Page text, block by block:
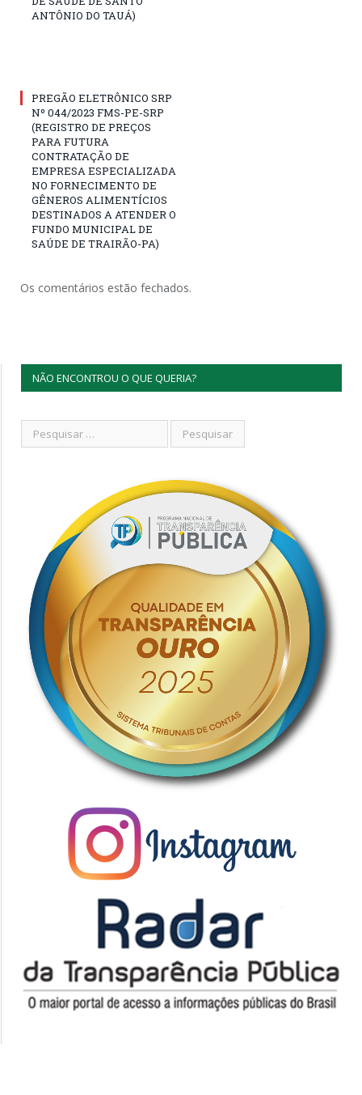
ANTÔNIO DO TAUÁ)
PREGÃO ELETRÔNICO SRP
Nº 044/2023 FMS-PE-SRP
(REGISTRO DE PREÇOS
PARA FUTURA
CONTRATAÇÃO DE
EMPRESA ESPECIALIZADA
NO FORNECIMENTO DE
GÊNEROS ALIMENTÍCIOS
DESTINADOS A ATENDER O
FUNDO MUNICIPAL DE
SAÚDE DE TRAIRÃO-PA)
Os comentários estão fechados.
NÃO ENCONTROU O QUE QUERIA?